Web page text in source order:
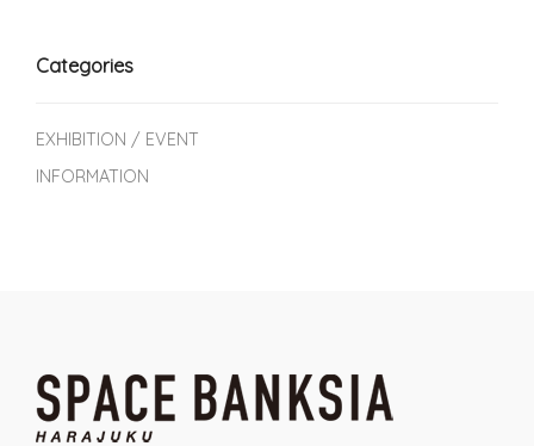
Categories
EXHIBITION / EVENT
INFORMATION